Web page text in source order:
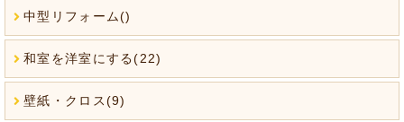
中型リフォーム()
和室を洋室にする(22)
壁紙・クロス(9)